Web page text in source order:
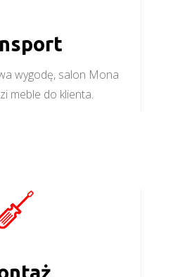
wygodę, salon Mona
meble do klienta.